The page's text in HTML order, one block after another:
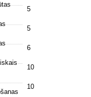
5
5
6
10
10